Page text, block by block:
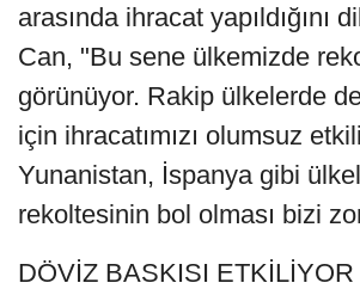
arasında ihracat yapıldığını
Can, "Bu sene ülkemizde
görünüyor. Rakip ülkelerde
için ihracatımızı olumsuz
Yunanistan, İspanya gibi
rekoltesinin bol olması bizi
DÖVİZ BASKISI ETKİLİYOR